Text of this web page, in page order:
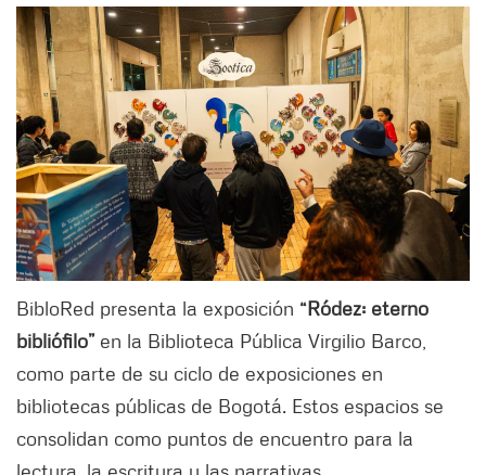
BibloRed presenta la exposición “Ródez: eterno
bibliófilo” en la Biblioteca Pública Virgilio Barco,
como parte de su ciclo de exposiciones en
bibliotecas públicas de Bogotá. Estos espacios se
consolidan como puntos de encuentro para la